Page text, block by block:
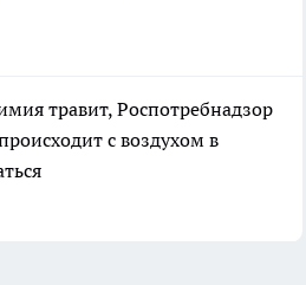
травит, Роспотребнадзор
с воздухом в